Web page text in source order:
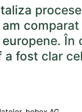
În
a fost clar